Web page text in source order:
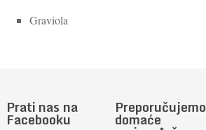
Graviola
Prati nas na
Facebooku
Preporučujemo
domaće